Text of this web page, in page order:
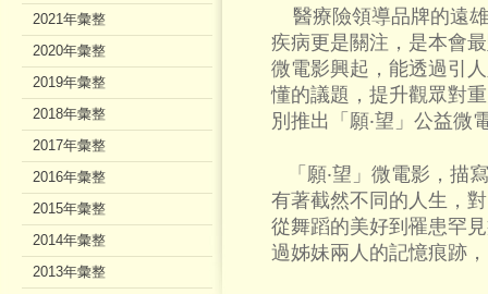
醫療險領導品牌的遠
疾病更是關注，是本會
微電影興起，能透過引
懂的議題，提升觀眾對
別推出「願‧望」公益微
「願‧望」微電影，描
有著截然不同的人生，
從舞蹈的美好到罹患罕
過姊妹兩人的記憶痕跡
2021年彙整
2020年彙整
2019年彙整
2018年彙整
2017年彙整
2016年彙整
2015年彙整
2014年彙整
2013年彙整